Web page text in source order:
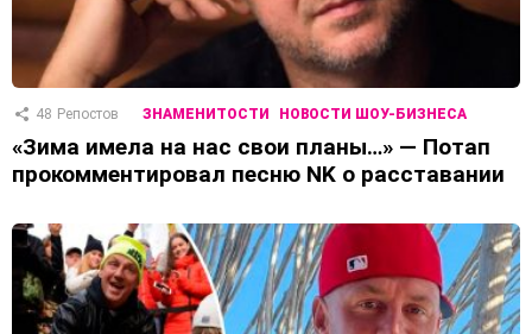
48 Репостов ЗНАМЕНИТОСТИ НОВОСТИ ШОУ-БИЗНЕСА
«Зима имела на нас свои планы…» — Потап
прокомментировал песню NK о расставании